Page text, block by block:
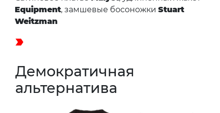
Equipment, замшевые босоножки Stuart
Weitzman
Демократичная
альтернатива